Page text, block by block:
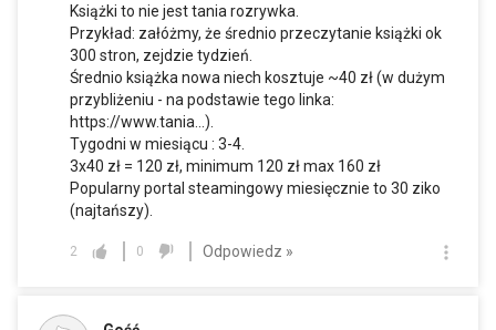
Książki to nie jest tania rozrywka.
Przykład: załóżmy, że średnio przeczytanie książki ok
300 stron, zejdzie tydzień.
Średnio książka nowa niech kosztuje ~40 zł (w dużym
przybliżeniu - na podstawie tego linka:
https://www.tania... ).
Tygodni w miesiącu : 3-4.
3x40 zł = 120 zł, minimum 120 zł max 160 zł
Popularny portal steamingowy miesięcznie to 30 ziko
(najtańszy).
2 0 Odpowiedz »